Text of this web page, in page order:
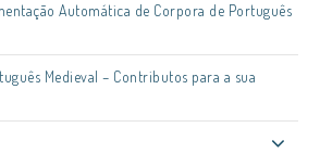
Automática de Corpora de Português
Medieval – Contributos para a sua